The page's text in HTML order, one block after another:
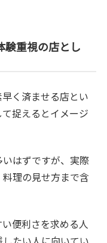
験重視の店とし
く済ませる店とい
捉えるとイメージ
はずですが、実際
理の見せ方まで含
便利さを求める人